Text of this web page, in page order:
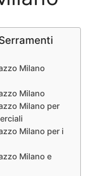
Milano
Milano
Milano per
Milano per i
Milano e